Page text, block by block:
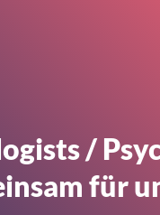
/
für